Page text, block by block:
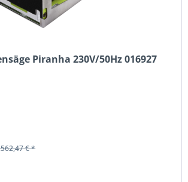
Piranha 230V/50Hz 016927
€ *